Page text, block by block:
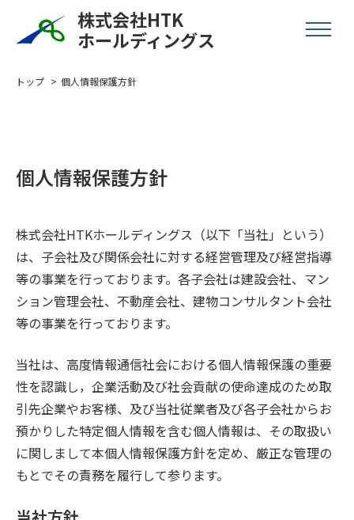
株式会社HTK
ホールディングス
トップ 個人情報保護方針
個人情報保護方針
株式会社HTKホールディングス（以下「当社」という）
は、子会社及び関係会社に対する経営管理及び経営指導
等の事業を行っております。各子会社は建設会社、マン
ション管理会社、不動産会社、建物コンサルタント会社
等の事業を行っております。
当社は、高度情報通信社会における個人情報保護の重要
性を認識し，企業活動及び社会貢献の使命達成のため取
引先企業やお客様、及び当社従業者及び各子会社からお
預かりした特定個人情報を含む個人情報は、その取扱い
に関しまして本個人情報保護方針を定め、厳正な管理の
もとでその責務を履行して参ります。